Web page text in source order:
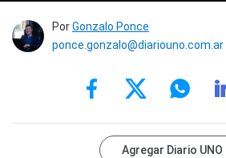
PorGonzalo Ponce
ponce.gonzalo@diariouno.com.ar
Agregar Diario UNO